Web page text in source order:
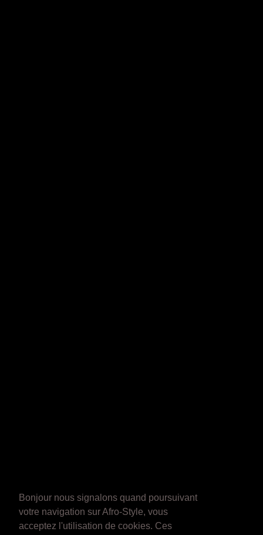
Bonjour nous signalons quand poursuivant
votre navigation sur Afro-Style, vous
acceptez l'utilisation de cookies. Ces